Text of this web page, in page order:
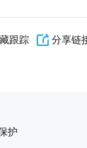
跟踪 分享链
护